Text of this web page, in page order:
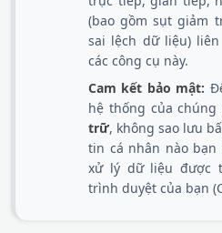
(bao gồm sụt giảm
sai lệch dữ liệu)
các công cụ này.
Cam kết bảo mật:
hệ thống của chúng
trữ, không sao lưu
tin cá nhân nào
xử lý dữ liệu được
trình duyệt của bạn